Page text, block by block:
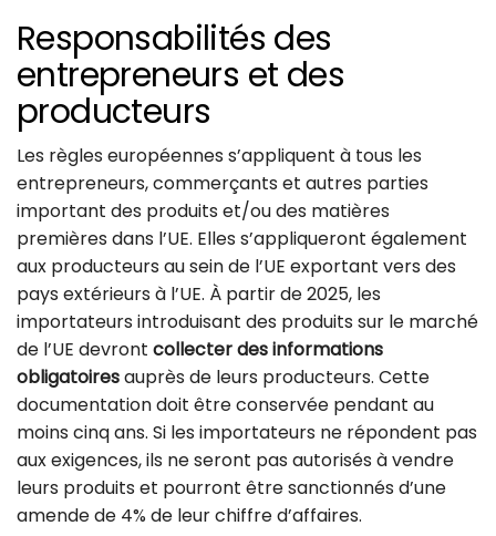
Responsabilités des
entrepreneurs et des
producteurs
Les règles européennes s’appliquent à tous les
entrepreneurs, commerçants et autres parties
important des produits et/ou des matières
premières dans l’UE. Elles s’appliqueront également
aux producteurs au sein de l’UE exportant vers des
pays extérieurs à l’UE. À partir de 2025, les
importateurs introduisant des produits sur le marché
de l’UE devront collecter des informations
obligatoiresauprès de leurs producteurs. Cette
documentation doit être conservée pendant au
moins cinq ans. Si les importateurs ne répondent pas
aux exigences, ils ne seront pas autorisés à vendre
leurs produits et pourront être sanctionnés d’une
amende de 4% de leur chiffre d’affaires.